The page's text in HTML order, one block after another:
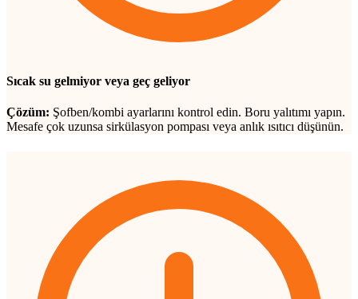
Sıcak su gelmiyor veya geç geliyor
Çözüm: Şofben/kombi ayarlarını kontrol edin. Boru yalıtımı yapın.
Mesafe çok uzunsa sirkülasyon pompası veya anlık ısıtıcı düşünün.